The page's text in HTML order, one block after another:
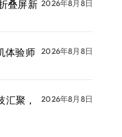
叠屏新 2026年8月8日
体验师
2026年8月8日
汇聚，
2026年8月8日